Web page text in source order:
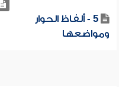
5 - ألفاظ الحوار
ومواضعها